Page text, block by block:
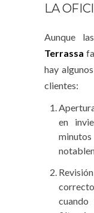
LA
Aunque
Terrassa
hay
clientes:
en